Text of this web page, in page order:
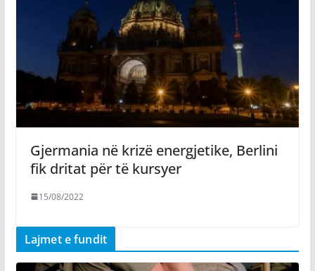
Gjermania në krizë energjetike, Berlini
fik dritat për të kursyer
15/08/2022
Lajmet e fundit